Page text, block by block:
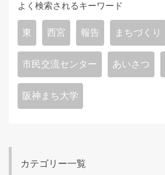
よく検索されるキーワード
東 西宮 報告 まちづくり
市民交流センター あいさつ
阪神まち大学
カテゴリー一覧